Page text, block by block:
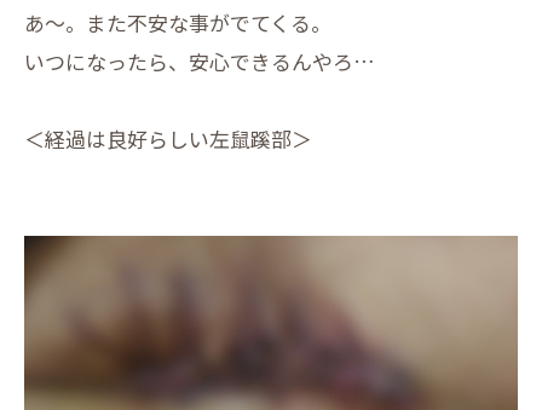
あ～。また不安な事がでてくる。
いつになったら、安心できるんやろ…
＜経過は良好らしい左鼠蹊部＞